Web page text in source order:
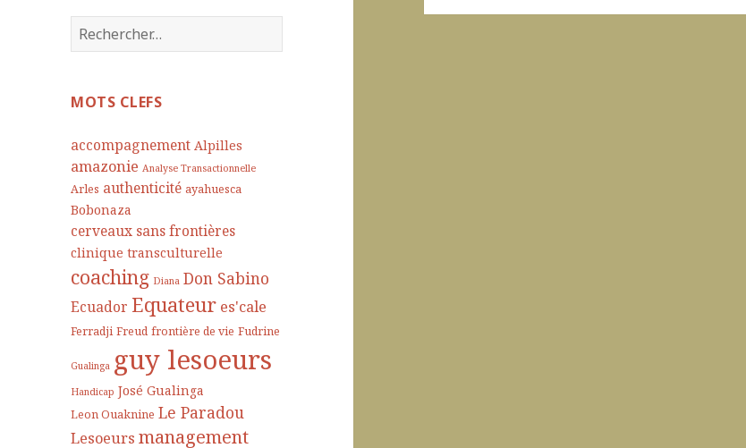
R
e
e
c
h
e
r
:
MOTS CLEFS
accompagnement Alpilles
amazonie Analyse Transactionnelle
Arles authenticité ayahuesca
Bobonaza
cerveaux sans frontières
clinique transculturelle
coaching Diana Don Sabino
Ecuador Equateur es'cale
Ferradji Freud frontière de vie Fudrine
Gualinga guy lesoeurs
Handicap José Gualinga
Leon Ouaknine Le Paradou
Lesoeurs management